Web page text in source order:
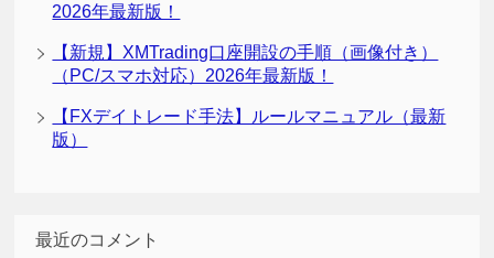
2026年最新版！
【新規】XMTrading口座開設の手順（画像付き）
（PC/スマホ対応）2026年最新版！
【FXデイトレード手法】ルールマニュアル（最新
版）
最近のコメント